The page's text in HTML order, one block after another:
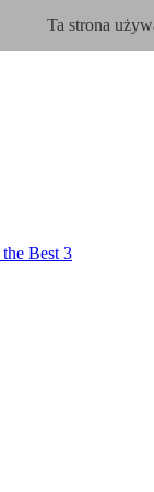
Best 3
Ta strona